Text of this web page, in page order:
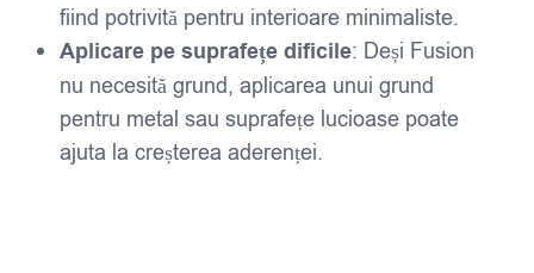
fiind potrivită pentru interioare minimaliste.
Aplicare pe suprafețe dificile: Deși Fusion
nu necesită grund, aplicarea unui grund
pentru metal sau suprafețe lucioase poate
ajuta la creșterea aderenței.